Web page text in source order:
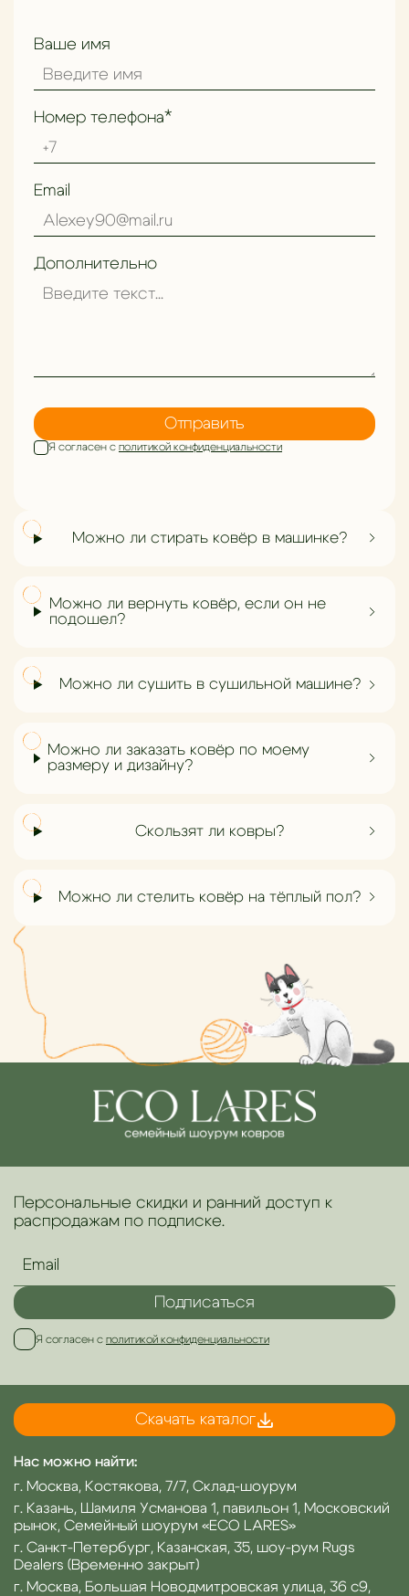
Как выбрать идеальный ковёр для гостиной
Ваше имя
Номер телефона*
Email
Дополнительно
Я согласен с политикой конфиденциальности
Отправить
Можно ли стирать ковёр в машинке?
Можно ли вернуть ковёр, если он не
подошел?
Можно ли сушить в сушильной машине?
Можно ли заказать ковёр по моему
размеру и дизайну?
Скользят ли ковры?
Можно ли стелить ковёр на тёплый пол?
Персональные скидки и ранний доступ к
распродажам по подписке.
Подписаться
Я согласен с политикой конфиденциальности
Скачать каталог
Нас можно найти:
г. Москва, Костякова, 7/7, Склад-шоурум
г. Казань, Шамиля Усманова 1, павильон 1, Московский
рынок, Семейный шоурум «ECO LARES»
г. Санкт-Петербург, Казанская, 35, шоу-рум Rugs
Dealers (Временно закрыт)
г. Москва, Большая Новодмитровская улица, 36 с9,